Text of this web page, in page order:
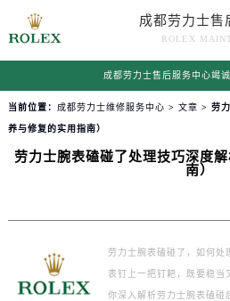
成都劳力士售
ROLEX
成都劳力士售后服务中心竭
当前位置： 成都劳力士维修服务中心 > 文章 > 劳
养与修复的实用指南）
劳力士腕表磕碰了处理技巧深度
南）
劳力士腕表磕碰了，如何处
表钉上一把钉耙，既要稳当
你深入解析劳力士腕表磕碰